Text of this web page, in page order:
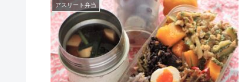
アスリート弁当